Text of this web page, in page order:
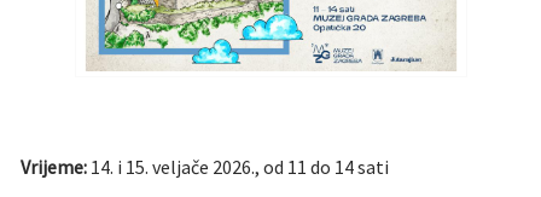
Vrijeme: 14. i 15. veljače 2026., od 11 do 14 sati